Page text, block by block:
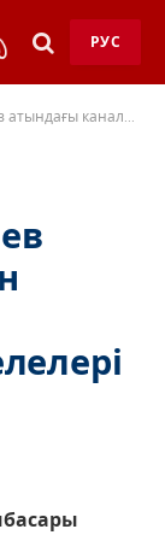
РУС
су құбырын салу мәселелері талқыланды